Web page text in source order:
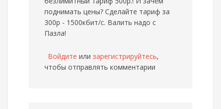
поднимать цены? Сделайте тариф за
300р - 1500кбит/с. Валить надо с
Пазла!
Войдите или зарегистрируйтесь,
чтобы отправлять комментарии